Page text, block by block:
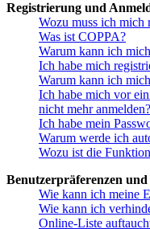
Registrierung und
Wozu muss ich mich
Was ist COPPA?
Warum kann ich
Ich habe mich
Warum kann ich
Ich habe mich vor
nicht mehr
Ich habe mein
Warum werde ich
Wozu ist die
Benutzerpräferenzen und
Wie kann ich meine
Wie kann ich
Online-Liste